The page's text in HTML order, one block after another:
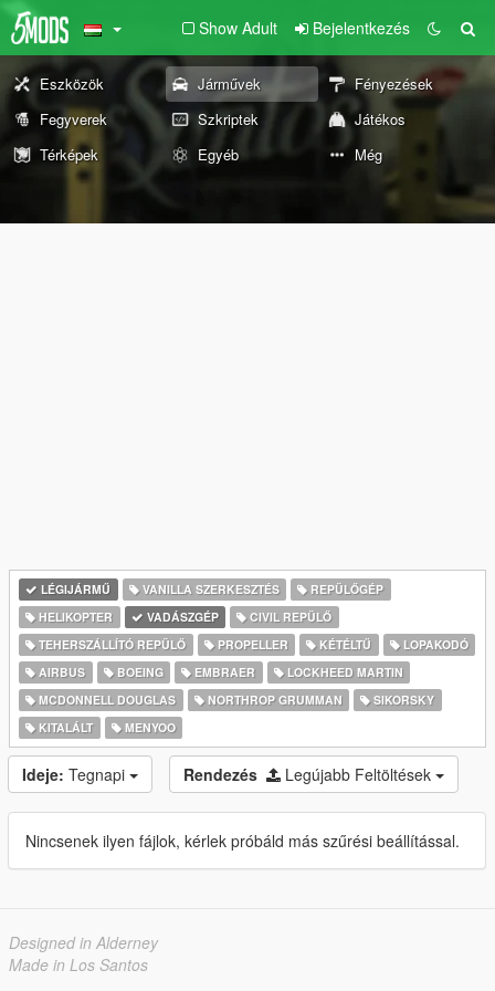
Show Adult Bejelentkezés
Eszközök Járművek
Fényezések
Fegyverek
Szkriptek
Játékos
Térképek
Egyéb Még
LÉGIJÁRMŰ VANILLA SZERKESZTÉS
REPÜLŐGÉP
HELIKOPTER
VADÁSZGÉP
CIVIL REPÜLŐ
TEHERSZÁLLÍTÓ REPÜLŐ
PROPELLER KÉTÉLTŰ
LOPAKODÓ
AIRBUS
BOEING EMBRAER
LOCKHEED MARTIN
MCDONNELL DOUGLAS
NORTHROP GRUMMAN
SIKORSKY
KITALÁLT
MENYOO
Ideje: Tegnapi Rendezés Legújabb Feltöltések
Nincsenek ilyen fájlok, kérlek próbáld más szűrési beállítással.
Designed in Alderney
Made in Los Santos